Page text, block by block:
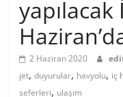
2 Haziran 2020
jet,duyurular, havyolu, iç
seferleri, ulaşım